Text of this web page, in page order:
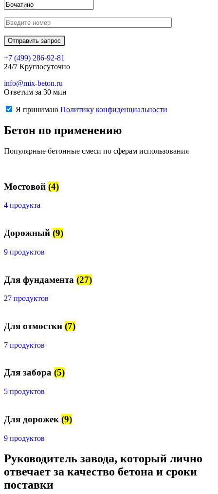
+7 (499) 286-92-81
24/7 Круглосуточно
info@mix-beton.ru
Ответим за 30 мин
Я принимаю Политику конфиденциальности
Бетон по применению
Популярные бетонные смеси по сферам использования
Мостовой (4)
4 продукта
Дорожный (9)
9 продуктов
Для фундамента (27)
27 продуктов
Для отмостки (7)
7 продуктов
Для забора (5)
5 продуктов
Для дорожек (9)
9 продуктов
Руководитель завода, который лично
отвечает за качество бетона и сроки
поставки